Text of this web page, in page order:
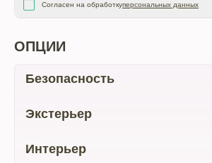
Согласен на обработкуперсональных данных
ОПЦИИ
Безопасность
Экстерьер
Интерьер